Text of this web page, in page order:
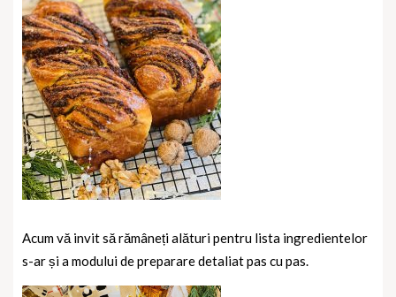
Acum vă invit să rămâneți alături pentru lista ingredientelor
s-ar și a modului de preparare detaliat pas cu pas.